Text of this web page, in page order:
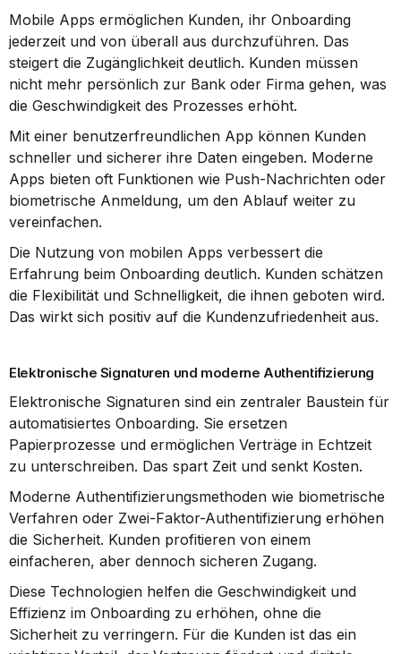
Mobile Apps ermöglichen Kunden, ihr Onboarding
jederzeit und von überall aus durchzuführen. Das
steigert die Zugänglichkeit deutlich. Kunden müssen
nicht mehr persönlich zur Bank oder Firma gehen, was
die Geschwindigkeit des Prozesses erhöht.
Mit einer benutzerfreundlichen App können Kunden
schneller und sicherer ihre Daten eingeben. Moderne
Apps bieten oft Funktionen wie Push-Nachrichten oder
biometrische Anmeldung, um den Ablauf weiter zu
vereinfachen.
Die Nutzung von mobilen Apps verbessert die
Erfahrung beim Onboarding deutlich. Kunden schätzen
die Flexibilität und Schnelligkeit, die ihnen geboten wird.
Das wirkt sich positiv auf die Kundenzufriedenheit aus.
Elektronische Signaturen und moderne Authentifizierung
Elektronische Signaturen sind ein zentraler Baustein für
automatisiertes Onboarding. Sie ersetzen
Papierprozesse und ermöglichen Verträge in Echtzeit
zu unterschreiben. Das spart Zeit und senkt Kosten.
Moderne Authentifizierungsmethoden wie biometrische
Verfahren oder Zwei-Faktor-Authentifizierung erhöhen
die Sicherheit. Kunden profitieren von einem
einfacheren, aber dennoch sicheren Zugang.
Diese Technologien helfen die Geschwindigkeit und
Effizienz im Onboarding zu erhöhen, ohne die
Sicherheit zu verringern. Für die Kunden ist das ein